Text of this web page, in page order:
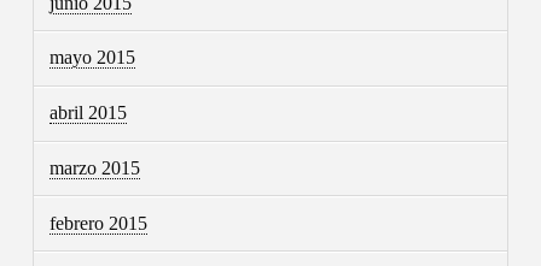
mayo 2015
abril 2015
marzo 2015
febrero 2015